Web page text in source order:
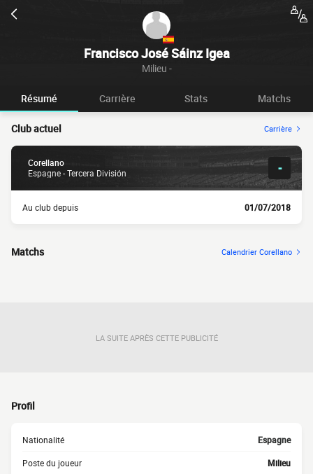
Francisco José Sáinz Igea
Milieu -
Résumé Carrière Stats Matchs
Club actuel Carrière
Corellano
Espagne - Tercera División
-
Au club depuis 01/07/2018
Matchs Calendrier Corellano
LA SUITE APRÈS CETTE PUBLICITÉ
Profil
Nationalité Espagne
Poste du joueur Milieu